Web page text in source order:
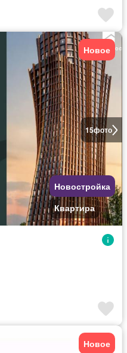
15фото
Новое
Новостройка
Квартира
Новое